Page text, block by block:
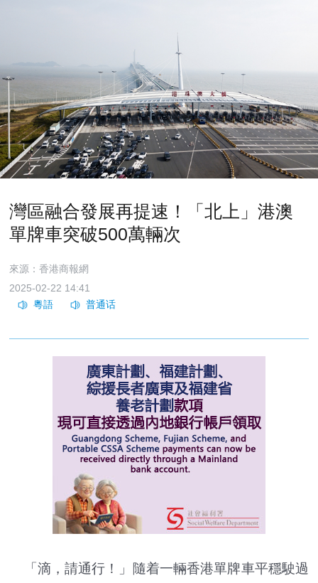
灣區融合發展再提速！「北上」港澳
單牌車突破500萬輛次
來源：香港商報網
2025-02-22 14:41
「滴，請通行！」隨着一輛香港單牌車平穩駛過